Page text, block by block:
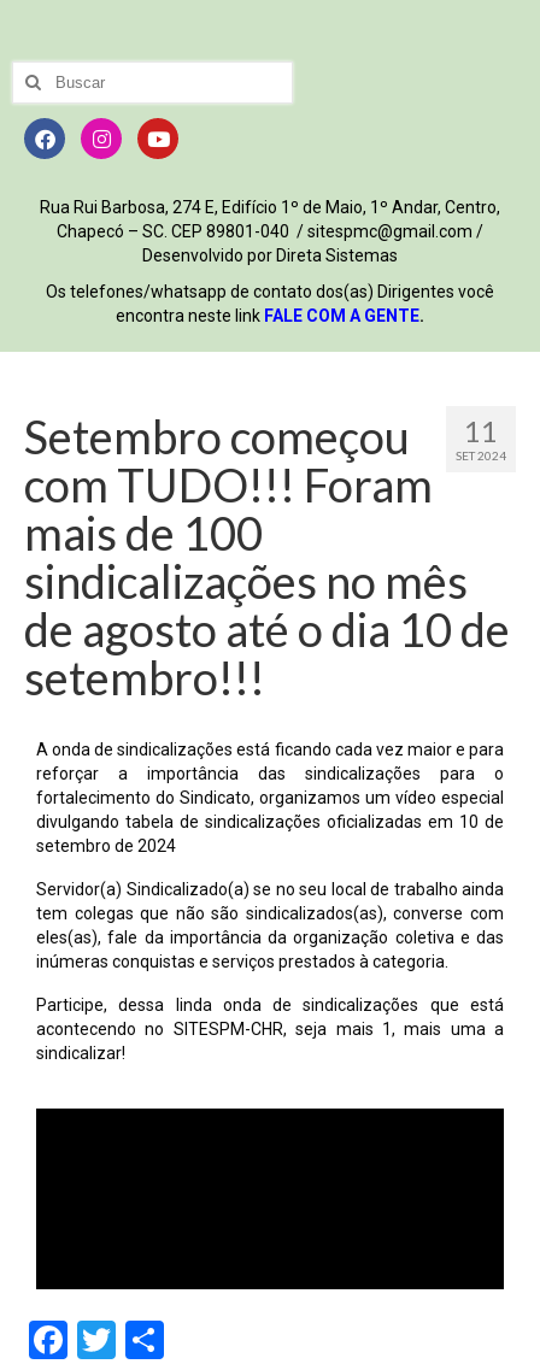
Rua Rui Barbosa, 274 E, Edifício 1º de Maio, 1º Andar, Centro,
Chapecó – SC. CEP 89801-040 / sitespmc@gmail.com /
Desenvolvido por Direta Sistemas
Os telefones/whatsapp de contato dos(as) Dirigentes você
encontra neste link FALE COM A GENTE.
11
SET 2024
Setembro começou
com TUDO!!! Foram
mais de 100
sindicalizações no mês
de agosto até o dia 10 de
setembro!!!
A onda de sindicalizações está ficando cada vez maior e para
reforçar a importância das sindicalizações para o
fortalecimento do Sindicato, organizamos um vídeo especial
divulgando tabela de sindicalizações oficializadas em 10 de
setembro de 2024
Servidor(a) Sindicalizado(a) se no seu local de trabalho ainda
tem colegas que não são sindicalizados(as), converse com
eles(as), fale da importância da organização coletiva e das
inúmeras conquistas e serviços prestados à categoria.
Participe, dessa linda onda de sindicalizações que está
acontecendo no SITESPM-CHR, seja mais 1, mais uma a
sindicalizar!
Facebook
Twitter